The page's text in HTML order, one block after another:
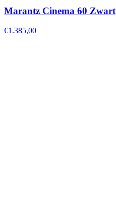
Marantz Cinema 60 Zwart
€1.385,00